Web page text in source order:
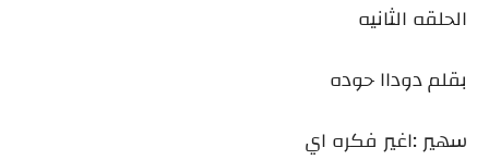
الحلقه الثانيه
بقلم دوداا حوده
سهير :اغير فكره اي